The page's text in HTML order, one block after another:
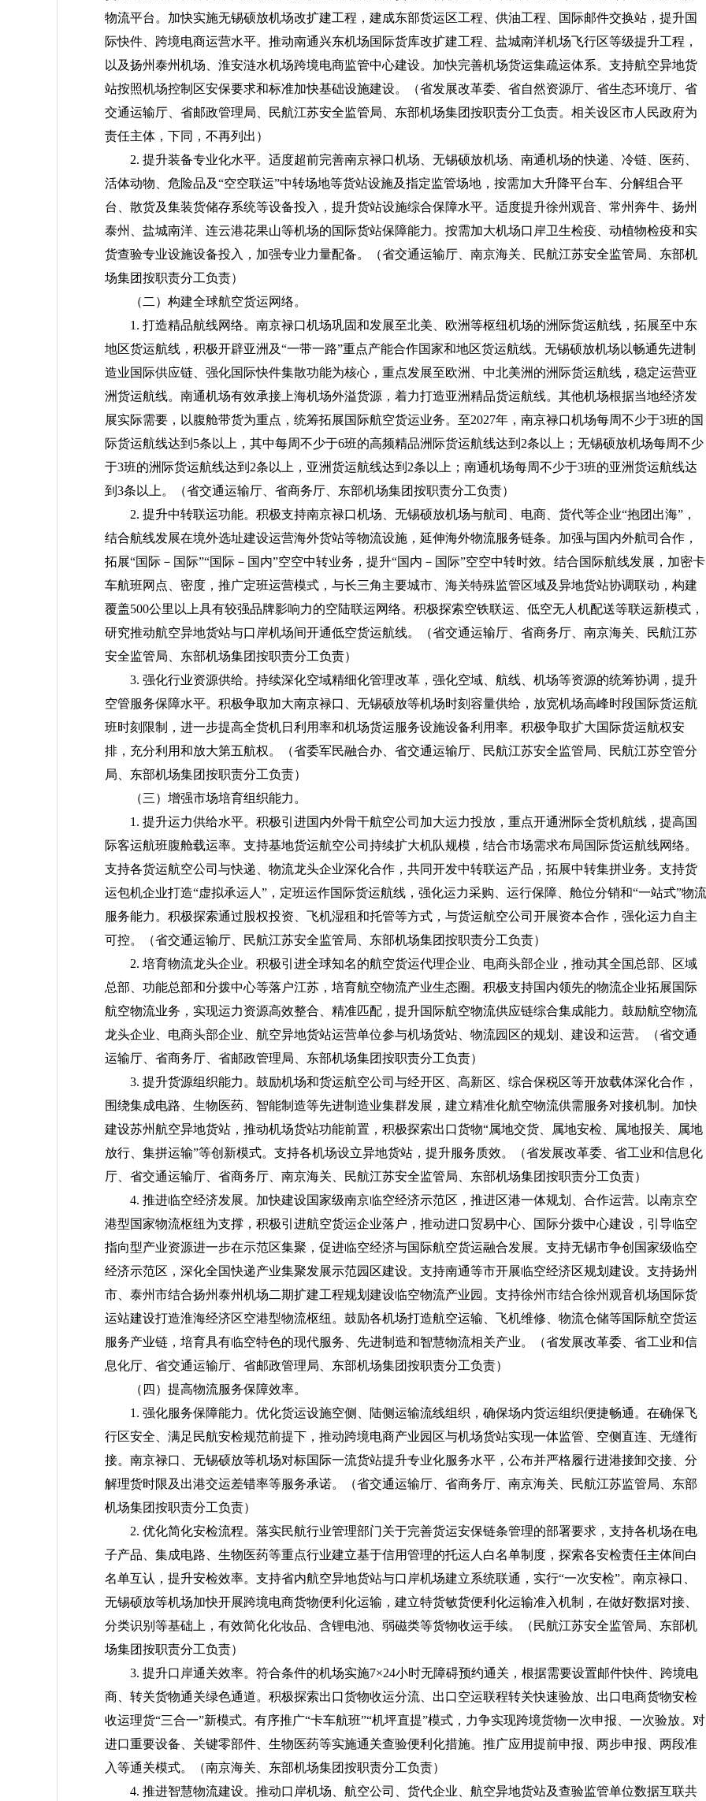
物流平台。加快实施无锡硕放机场改扩建工程，建成东部货运区工程、供油工程、国际邮件交换站，提升国
际快件、跨境电商运营水平。推动南通兴东机场国际货库改扩建工程、盐城南洋机场飞行区等级提升工程，
以及扬州泰州机场、淮安涟水机场跨境电商监管中心建设。加快完善机场货运集疏运体系。支持航空异地货
站按照机场控制区安保要求和标准加快基础设施建设。
（省发展改革委、省自然资源厅、省生态环境厅、省
交通运输厅、省邮政管理局、民航江苏安全监管局、东部机场集团按职责分工负责。相关设区市人民政府为
责任主体，下同，不再列出）
2. 提升装备专业化水平。适度超前完善南京禄口机场、无锡硕放机场、南通机场的快递、冷链、医药、
活体动物、危险品及“空空联运”中转场地等货站设施及指定监管场地，按需加大升降平台车、分解组合平
台、散货及集装货储存系统等设备投入，提升货站设施综合保障水平。适度提升徐州观音、常州奔牛、扬州
泰州、盐城南洋、连云港花果山等机场的国际货站保障能力。按需加大机场口岸卫生检疫、动植物检疫和实
货查验专业设施设备投入，加强专业力量配备。
（省交通运输厅、南京海关、民航江苏安全监管局、东部机
场集团按职责分工负责）
（二）构建全球航空货运网络。
1. 打造精品航线网络。南京禄口机场巩固和发展至北美、欧洲等枢纽机场的洲际货运航线，拓展至中东
地区货运航线，积极开辟亚洲及“一带一路”重点产能合作国家和地区货运航线。无锡硕放机场以畅通先进制
造业国际供应链、强化国际快件集散功能为核心，重点发展至欧洲、中北美洲的洲际货运航线，稳定运营亚
洲货运航线。南通机场有效承接上海机场外溢货源，着力打造亚洲精品货运航线。其他机场根据当地经济发
展实际需要，以腹舱带货为重点，统筹拓展国际航空货运业务。至2027年，南京禄口机场每周不少于3班的国
际货运航线达到5条以上，其中每周不少于6班的高频精品洲际货运航线达到2条以上；无锡硕放机场每周不少
于3班的洲际货运航线达到2条以上，亚洲货运航线达到2条以上；南通机场每周不少于3班的亚洲货运航线达
到3条以上。
（省交通运输厅、省商务厅、东部机场集团按职责分工负责）
2. 提升中转联运功能。积极支持南京禄口机场、无锡硕放机场与航司、电商、货代等企业“抱团出海”，
结合航线发展在境外选址建设运营海外货站等物流设施，延伸海外物流服务链条。加强与国内外航司合作，
拓展“国际－国际”“国际－国内”空空中转业务，提升“国内－国际”空空中转时效。结合国际航线发展，加密卡
车航班网点、密度，推广定班运营模式，与长三角主要城市、海关特殊监管区域及异地货站协调联动，构建
覆盖500公里以上具有较强品牌影响力的空陆联运网络。积极探索空铁联运、低空无人机配送等联运新模式，
研究推动航空异地货站与口岸机场间开通低空货运航线。
（省交通运输厅、省商务厅、南京海关、民航江苏
安全监管局、东部机场集团按职责分工负责）
3. 强化行业资源供给。持续深化空域精细化管理改革，强化空域、航线、机场等资源的统筹协调，提升
空管服务保障水平。积极争取加大南京禄口、无锡硕放等机场时刻容量供给，放宽机场高峰时段国际货运航
班时刻限制，进一步提高全货机日利用率和机场货运服务设施设备利用率。积极争取扩大国际货运航权安
排，充分利用和放大第五航权。
（省委军民融合办、省交通运输厅、民航江苏安全监管局、民航江苏空管分
局、东部机场集团按职责分工负责）
（三）增强市场培育组织能力。
1. 提升运力供给水平。积极引进国内外骨干航空公司加大运力投放，重点开通洲际全货机航线，提高国
际客运航班腹舱载运率。支持基地货运航空公司持续扩大机队规模，结合市场需求布局国际货运航线网络。
支持各货运航空公司与快递、物流龙头企业深化合作，共同开发中转联运产品，拓展中转集拼业务。支持货
运包机企业打造“虚拟承运人”，定班运作国际货运航线，强化运力采购、运行保障、舱位分销和“一站式”物流
服务能力。积极探索通过股权投资、飞机湿租和托管等方式，与货运航空公司开展资本合作，强化运力自主
可控。
（省交通运输厅、民航江苏安全监管局、东部机场集团按职责分工负责）
2. 培育物流龙头企业。积极引进全球知名的航空货运代理企业、电商头部企业，推动其全国总部、区域
总部、功能总部和分拨中心等落户江苏，培育航空物流产业生态圈。积极支持国内领先的物流企业拓展国际
航空物流业务，实现运力资源高效整合、精准匹配，提升国际航空物流供应链综合集成能力。鼓励航空物流
龙头企业、电商头部企业、航空异地货站运营单位参与机场货站、物流园区的规划、建设和运营。
（省交通
运输厅、省商务厅、省邮政管理局、东部机场集团按职责分工负责）
3. 提升货源组织能力。鼓励机场和货运航空公司与经开区、高新区、综合保税区等开放载体深化合作，
围绕集成电路、生物医药、智能制造等先进制造业集群发展，建立精准化航空物流供需服务对接机制。加快
建设苏州航空异地货站，推动机场货站功能前置，积极探索出口货物“属地交货、属地安检、属地报关、属地
放行、集拼运输”等创新模式。支持各机场设立异地货站，提升服务质效。
（省发展改革委、省工业和信息化
厅、省交通运输厅、省商务厅、南京海关、民航江苏安全监管局、东部机场集团按职责分工负责）
4. 推进临空经济发展。加快建设国家级南京临空经济示范区，推进区港一体规划、合作运营。以南京空
港型国家物流枢纽为支撑，积极引进航空货运企业落户，推动进口贸易中心、国际分拨中心建设，引导临空
指向型产业资源进一步在示范区集聚，促进临空经济与国际航空货运融合发展。支持无锡市争创国家级临空
经济示范区，深化全国快递产业集聚发展示范园区建设。支持南通等市开展临空经济区规划建设。支持扬州
市、泰州市结合扬州泰州机场二期扩建工程规划建设临空物流产业园。支持徐州市结合徐州观音机场国际货
运站建设打造淮海经济区空港型物流枢纽。鼓励各机场打造航空运输、飞机维修、物流仓储等国际航空货运
服务产业链，培育具有临空特色的现代服务、先进制造和智慧物流相关产业。
（省发展改革委、省工业和信
息化厅、省交通运输厅、省邮政管理局、东部机场集团按职责分工负责）
（四）提高物流服务保障效率。
1. 强化服务保障能力。优化货运设施空侧、陆侧运输流线组织，确保场内货运组织便捷畅通。在确保飞
行区安全、满足民航安检规范前提下，推动跨境电商产业园区与机场货站实现一体监管、空侧直连、无缝衔
接。南京禄口、无锡硕放等机场对标国际一流货站提升专业化服务水平，公布并严格履行进港接卸交接、分
解理货时限及出港交运差错率等服务承诺。
（省交通运输厅、省商务厅、南京海关、民航江苏监管局、东部
机场集团按职责分工负责）
2. 优化简化安检流程。落实民航行业管理部门关于完善货运安保链条管理的部署要求，支持各机场在电
子产品、集成电路、生物医药等重点行业建立基于信用管理的托运人白名单制度，探索各安检责任主体间白
名单互认，提升安检效率。支持省内航空异地货站与口岸机场建立系统联通，实行“一次安检”。南京禄口、
无锡硕放等机场加快开展跨境电商货物便利化运输，建立特货敏货便利化运输准入机制，在做好数据对接、
分类识别等基础上，有效简化化妆品、含锂电池、弱磁类等货物收运手续。
（民航江苏安全监管局、东部机
场集团按职责分工负责）
3. 提升口岸通关效率。符合条件的机场实施7×24小时无障碍预约通关，根据需要设置邮件快件、跨境电
商、转关货物通关绿色通道。积极探索出口货物收运分流、出口空运联程转关快速验放、出口电商货物安检
收运理货“三合一”新模式。有序推广“卡车航班”“机坪直提”模式，力争实现跨境货物一次申报、一次验放。对
进口重要设备、关键零部件、生物医药等实施通关查验便利化措施。推广应用提前申报、两步申报、两段准
入等通关模式。
（南京海关、东部机场集团按职责分工负责）
4. 推进智慧物流建设。推动口岸机场、航空公司、货代企业、航空异地货站及查验监管单位数据互联共